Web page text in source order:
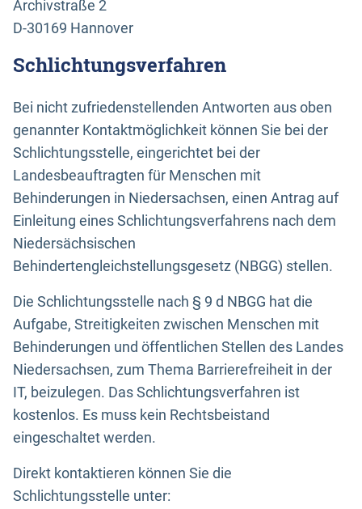
Archivstraße 2
D-30169 Hannover
Schlichtungsverfahren
Bei nicht zufriedenstellenden Antworten aus oben
genannter Kontaktmöglichkeit können Sie bei der
Schlichtungsstelle, eingerichtet bei der
Landesbeauftragten für Menschen mit
Behinderungen in Niedersachsen, einen Antrag auf
Einleitung eines Schlichtungsverfahrens nach dem
Niedersächsischen
Behindertengleichstellungsgesetz (NBGG) stellen.
Die Schlichtungsstelle nach § 9 d NBGG hat die
Aufgabe, Streitigkeiten zwischen Menschen mit
Behinderungen und öffentlichen Stellen des Landes
Niedersachsen, zum Thema Barrierefreiheit in der
IT, beizulegen. Das Schlichtungsverfahren ist
kostenlos. Es muss kein Rechtsbeistand
eingeschaltet werden.
Direkt kontaktieren können Sie die
Schlichtungsstelle unter: